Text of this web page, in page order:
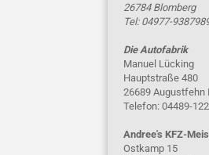
26784 Blomberg
Tel: 04977-
Die Autofabrik
Manuel Lücking
Hauptstraße 480
26689 Augustfehn I
Telefon: 04489-
Andree's KFZ-
Ostkamp 15